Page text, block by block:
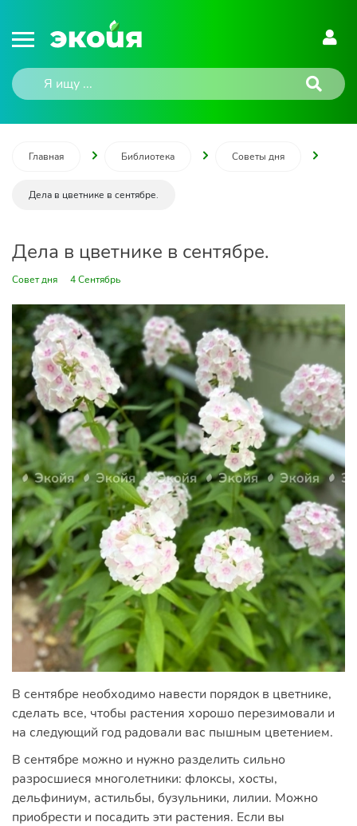
Главная Библиотека Советы дня
Дела в цветнике в сентябре.
Дела в цветнике в сентябре.
Совет дня 4 Сентябрь
В сентябре необходимо навести порядок в цветнике,
сделать все, чтобы растения хорошо перезимовали и
на следующий год радовали вас пышным цветением.
В сентябре можно и нужно разделить сильно
разросшиеся многолетники: флоксы, хосты,
дельфиниум, астильбы, бузульники, лилии. Можно
приобрести и посадить эти растения. Если вы